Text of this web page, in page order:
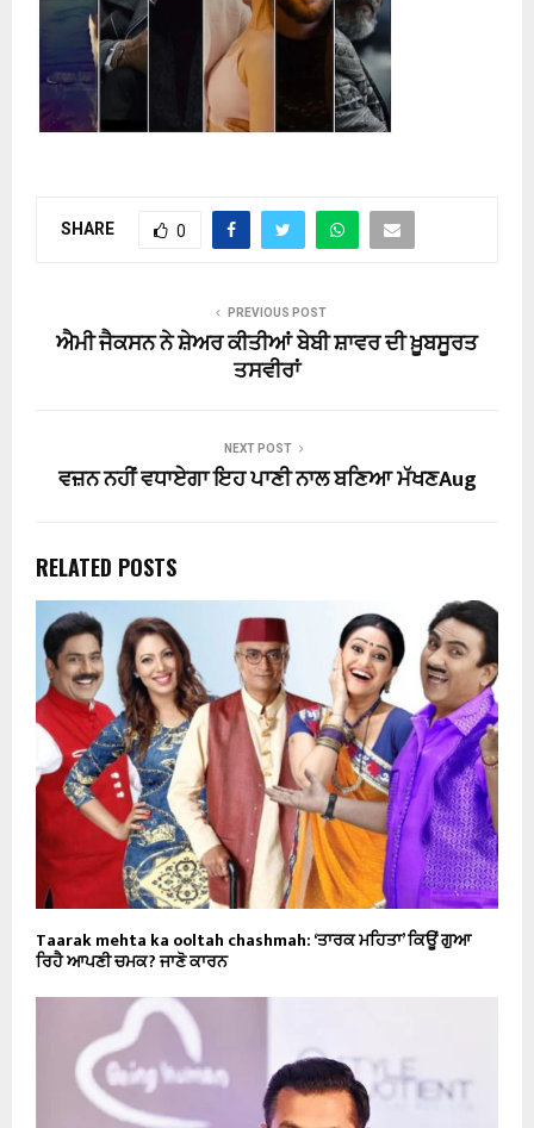
SHARE 0
PREVIOUS POST
ਐਮੀ ਜੈਕਸਨ ਨੇ ਸ਼ੇਅਰ ਕੀਤੀਆਂ ਬੇਬੀ ਸ਼ਾਵਰ ਦੀ ਖ਼ੂਬਸੂਰਤ
ਤਸਵੀਰਾਂ
NEXT POST
ਵਜ਼ਨ ਨਹੀਂ ਵਧਾਏਗਾ ਇਹ ਪਾਣੀ ਨਾਲ ਬਣਿਆ ਮੱਖਣAug
RELATED POSTS
Taarak mehta ka ooltah chashmah: ‘ਤਾਰਕ ਮਹਿਤਾ’ ਕਿਊਂ ਗੁਆ
ਰਿਹੈ ਆਪਣੀ ਚਮਕ? ਜਾਣੋ ਕਾਰਨ